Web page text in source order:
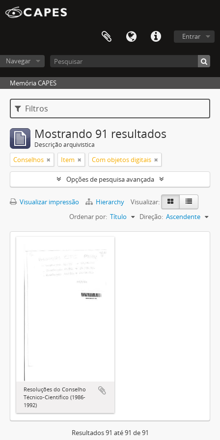
Entrar
Navegar
Memória CAPES
Filtros
Mostrando 91 resultados
Descrição arquivística
Conselhos Item Com objetos digitais
Opções de pesquisa avançada
Visualizar impressão Hierarchy
Visualizar:
Ordenar por: Título Direção: Ascendente
Resoluções do Conselho
Técnico-Científico (1986-
1992)
Resultados 91 até 91 de 91